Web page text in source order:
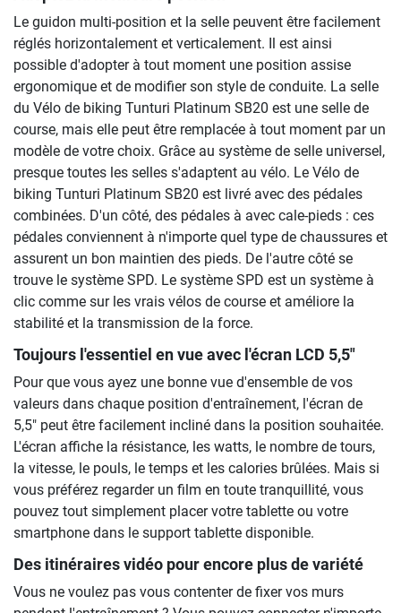
Le guidon multi-position et la selle peuvent être facilement
réglés horizontalement et verticalement. Il est ainsi
possible d'adopter à tout moment une position assise
ergonomique et de modifier son style de conduite. La selle
du Vélo de biking Tunturi Platinum SB20 est une selle de
course, mais elle peut être remplacée à tout moment par un
modèle de votre choix. Grâce au système de selle universel,
presque toutes les selles s'adaptent au vélo. Le Vélo de
biking Tunturi Platinum SB20 est livré avec des pédales
combinées. D'un côté, des pédales à avec cale-pieds : ces
pédales conviennent à n'importe quel type de chaussures et
assurent un bon maintien des pieds. De l'autre côté se
trouve le système SPD. Le système SPD est un système à
clic comme sur les vrais vélos de course et améliore la
stabilité et la transmission de la force.
Toujours l'essentiel en vue avec l'écran LCD 5,5"
Pour que vous ayez une bonne vue d'ensemble de vos
valeurs dans chaque position d'entraînement, l'écran de
5,5" peut être facilement incliné dans la position souhaitée.
L'écran affiche la résistance, les watts, le nombre de tours,
la vitesse, le pouls, le temps et les calories brûlées. Mais si
vous préférez regarder un film en toute tranquillité, vous
pouvez tout simplement placer votre tablette ou votre
smartphone dans le support tablette disponible.
Des itinéraires vidéo pour encore plus de variété
Vous ne voulez pas vous contenter de fixer vos murs